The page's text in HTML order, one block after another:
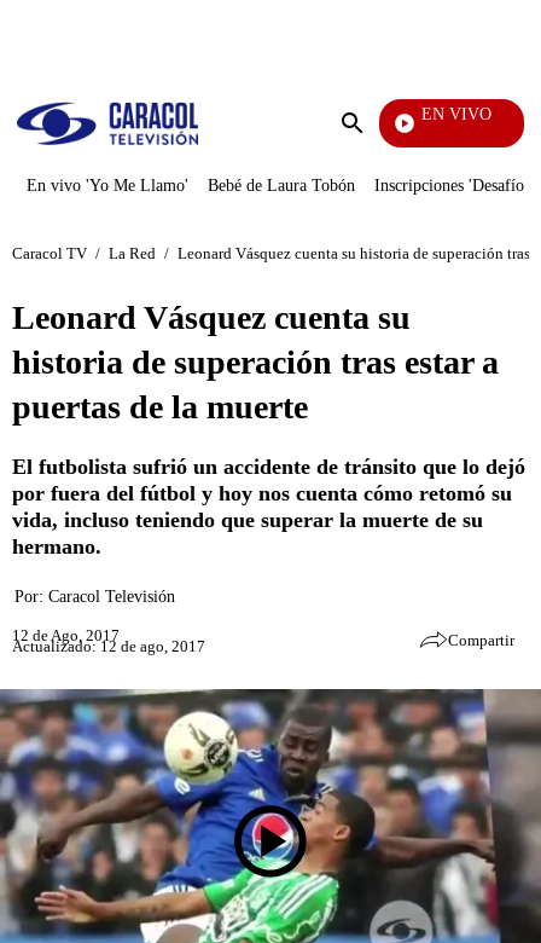
Enviar
EN VIVO
Noticias Caracol
En vivo 'Yo Me Llamo' Bebé de Laura Tobón Inscripciones 'Desafío'
Caracol TV / La Red / Leonard Vásquez cuenta su historia de superación tras
Leonard Vásquez cuenta su
historia de superación tras estar a
puertas de la muerte
El futbolista sufrió un accidente de tránsito que lo dejó
por fuera del fútbol y hoy nos cuenta cómo retomó su
vida, incluso teniendo que superar la muerte de su
hermano.
Por: Caracol Televisión
12 de Ago, 2017
Actualizado: 12 de ago, 2017 Compartir